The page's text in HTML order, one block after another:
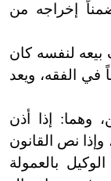
إخراجه من
بيعه لنفسه كان
في الفقه، ويعد
وهما: إذا أذن
وإذا نص القانون
بالعمولة